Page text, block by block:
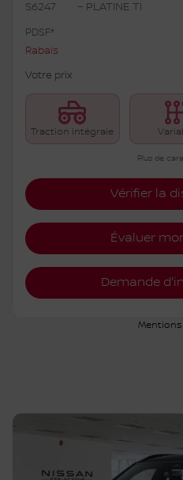
S6247
– PLATINE TI
PDSF*
Rabais
Votre prix
Traction intégrale
Plus de
Vérifier la
Évaluer
Demande
Mentions